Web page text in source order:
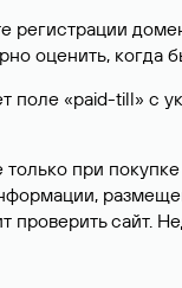
регистрации
оценить, когда
«paid-till» с
при
сайт.